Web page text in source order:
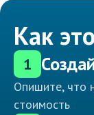
Как
1
Опишите, что
стоимость